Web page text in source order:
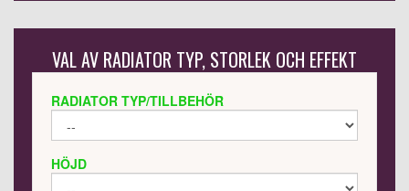
VAL AV RADIATOR TYP, STORLEK OCH EFFEKT
RADIATOR TYP/TILLBEHÖR
HÖJD